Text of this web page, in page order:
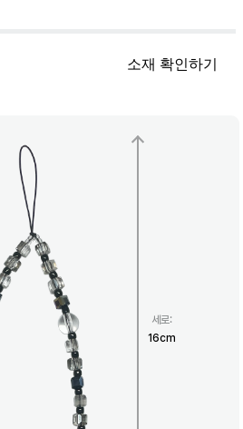
소재 확인하기
세로:
16cm